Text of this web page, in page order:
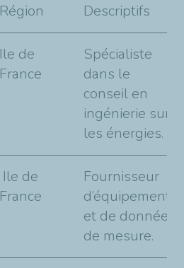
Région Descriptifs
Ile de
France
Spécialiste
dans le
conseil en
ingénierie sur
les énergies.
Ile de
France
Fournisseur
d’équipements
et de données
de mesure.